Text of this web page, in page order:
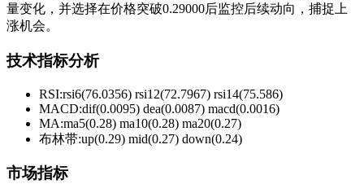
量变化，并选择在价格突破0.29000后监控后续动向，捕捉上
涨机会。
技术指标分析
RSI:rsi6(76.0356) rsi12(72.7967) rsi14(75.586)
MACD:dif(0.0095) dea(0.0087) macd(0.0016)
MA:ma5(0.28) ma10(0.28) ma20(0.27)
布林带:up(0.29) mid(0.27) down(0.24)
市场指标